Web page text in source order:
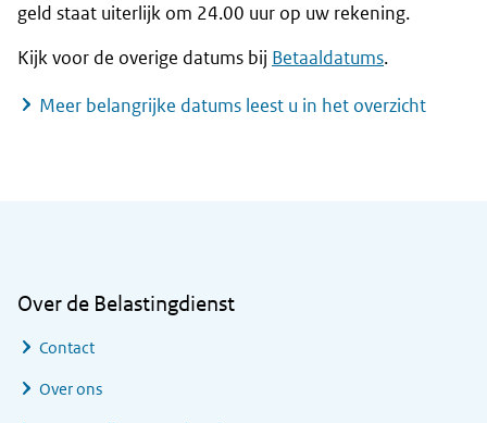
geld staat uiterlijk om 24.00 uur op uw rekening.
Kijk voor de overige datums bij Betaaldatums.
Meer belangrijke datums leest u in het overzicht
Over de Belastingdienst
Contact
Over ons